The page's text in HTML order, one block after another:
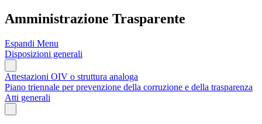
Amministrazione Trasparente
Espandi Menu
Disposizioni generali
Attestazioni OIV o struttura analoga
Piano triennale per prevenzione della corruzione e della trasparenza
Atti generali